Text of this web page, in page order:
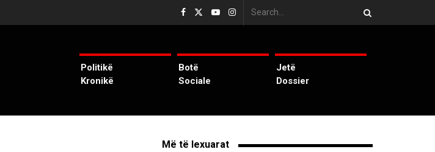
Politikë
Kronikë
Botë
Sociale
Jetë
Dossier
Më të lexuarat